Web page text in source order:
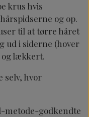
krus hvis
og op.
til at tørre håret
ud i siderne (hover
og lækkert.
selv, hvor
metode-godkendte